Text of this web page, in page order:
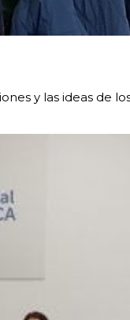
y las ideas de